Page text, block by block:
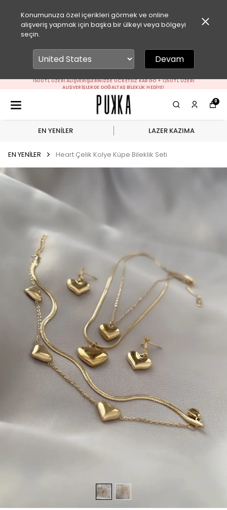
Konumunuza özel içerikleri görmek ve online
alışveriş yapmak için başka bir ülkeyi veya bölgeyi
seçin.
Devam
1500 TL ÜZERI ALIŞVERIŞLERINIZDE ÜCRETSIZ KARGO + 1250 TL ÜZERI
ALIŞVERIŞLERDE DOĞALTAŞ BILEKLIK HEDIYE!
0
EN YENİLER LAZER KAZIMA
EN YENİLER Heart Çelik Kolye Küpe Bileklik Seti